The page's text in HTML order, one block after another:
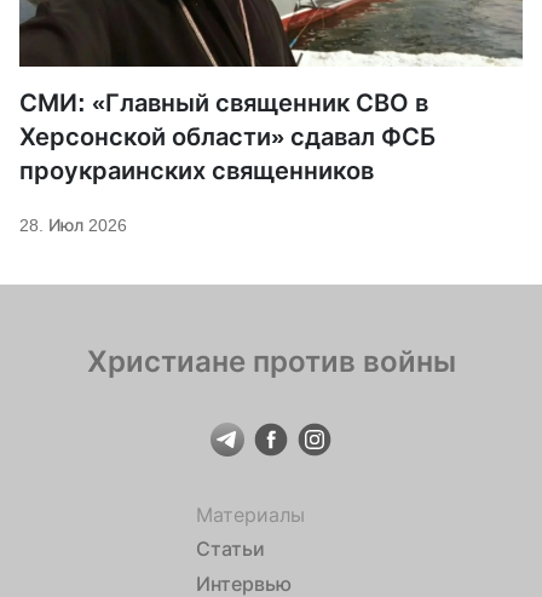
СМИ: «Главный священник СВО в
Херсонской области» сдавал ФСБ
проукраинских священников
28. Июл 2026
Христиане против войны
Материалы
Статьи
Интервью